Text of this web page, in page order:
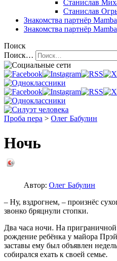
Станислав
Станислав
Знакомства партнёр Mamba
Знакомства партнёр Mamba
Поиск
Поиск…
Проба пера > Олег Бабулин
Ночь
Автор: Олег Бабулин
– Ну, вздрогнем, – произнёс
звонко бряцнули стопки.
Два часа ночи. На приграничной
рождение ребёнка у майора
заставы ему был объявлен
собирался ехать к своей семье.